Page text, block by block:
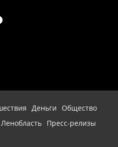
Деньги
Общество
Ленобласть Пресс-релизы